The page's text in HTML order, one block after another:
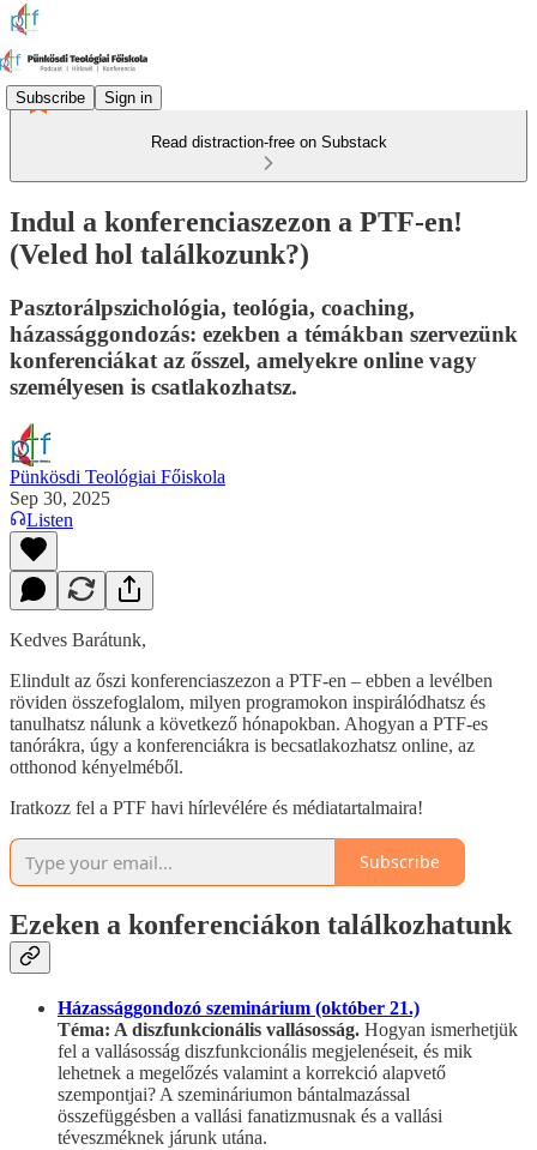
Subscribe Sign in
Read distraction-free on Substack
Indul a konferenciaszezon a PTF-en!
(Veled hol találkozunk?)
Pasztorálpszichológia, teológia, coaching,
házassággondozás: ezekben a témákban szervezünk
konferenciákat az ősszel, amelyekre online vagy
személyesen is csatlakozhatsz.
Pünkösdi Teológiai Főiskola
Sep 30, 2025
Listen
Kedves Barátunk,
Elindult az őszi konferenciaszezon a PTF-en – ebben a levélben
röviden összefoglalom, milyen programokon inspirálódhatsz és
tanulhatsz nálunk a következő hónapokban. Ahogyan a PTF-es
tanórákra, úgy a konferenciákra is becsatlakozhatsz online, az
otthonod kényelméből.
Iratkozz fel a PTF havi hírlevélére és médiatartalmaira!
Subscribe
Ezeken a konferenciákon találkozhatunk
Házassággondozó szeminárium (október 21.)
Téma: A diszfunkcionális vallásosság. Hogyan ismerhetjük
fel a vallásosság diszfunkcionális megjelenéseit, és mik
lehetnek a megelőzés valamint a korrekció alapvető
szempontjai? A szemináriumon bántalmazással
összefüggésben a vallási fanatizmusnak és a vallási
téveszméknek járunk utána.